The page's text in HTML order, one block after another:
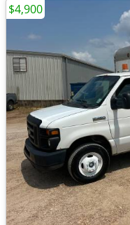
$4,900